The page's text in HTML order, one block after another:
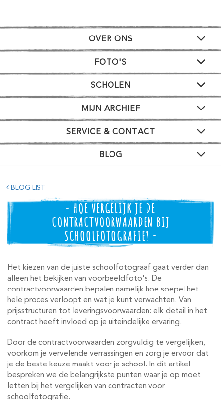
OVER ONS
FOTO'S
SCHOLEN
MIJN ARCHIEF
SERVICE & CONTACT
BLOG
BLOG LIST
- HOE VERGELIJK JE DE
CONTRACTVOORWAARDEN BIJ
SCHOOLFOTOGRAFIE? -
Het kiezen van de juiste schoolfotograaf gaat verder dan
alleen het bekijken van voorbeeldfoto's. De
contractvoorwaarden bepalen namelijk hoe soepel het
hele proces verloopt en wat je kunt verwachten. Van
prijsstructuren tot leveringsvoorwaarden: elk detail in het
contract heeft invloed op je uiteindelijke ervaring.
Door de contractvoorwaarden zorgvuldig te vergelijken,
voorkom je vervelende verrassingen en zorg je ervoor dat
je de beste keuze maakt voor je school. In dit artikel
bespreken we de belangrijkste punten waar je op moet
letten bij het vergelijken van contracten voor
schoolfotografie.